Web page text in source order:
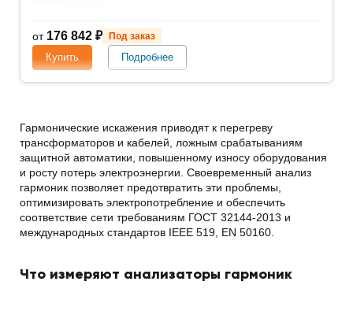
от 176 842 ₽ Под заказ
Купить Подробнее
Гармонические искажения приводят к перегреву
трансформаторов и кабелей, ложным срабатываниям
защитной автоматики, повышенному износу оборудования
и росту потерь электроэнергии. Своевременный анализ
гармоник позволяет предотвратить эти проблемы,
оптимизировать электропотребление и обеспечить
соответствие сети требованиям ГОСТ 32144-2013 и
международных стандартов IEEE 519, EN 50160.
Что измеряют анализаторы гармоник